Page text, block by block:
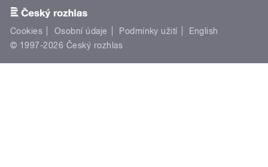
Cookies Osobní údaje Podmínky užití
English
© 1997-2026 Český rozhlas